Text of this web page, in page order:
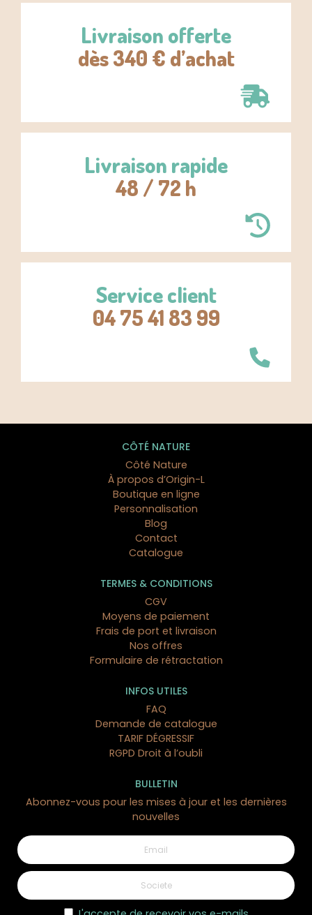
Livraison offerte
dès 340 € d’achat
Livraison rapide
48 / 72 h
Service client
04 75 41 83 99
CÔTÉ NATURE
Côté Nature
À propos d’Origin-L
Boutique en ligne
Personnalisation
Blog
Contact
Catalogue
TERMES & CONDITIONS
CGV
Moyens de paiement
Frais de port et livraison
Nos offres
Formulaire de rétractation
INFOS UTILES
FAQ
Demande de catalogue
TARIF DÉGRESSIF
RGPD Droit à l’oubli
BULLETIN
Abonnez-vous pour les mises à jour et les dernières
nouvelles